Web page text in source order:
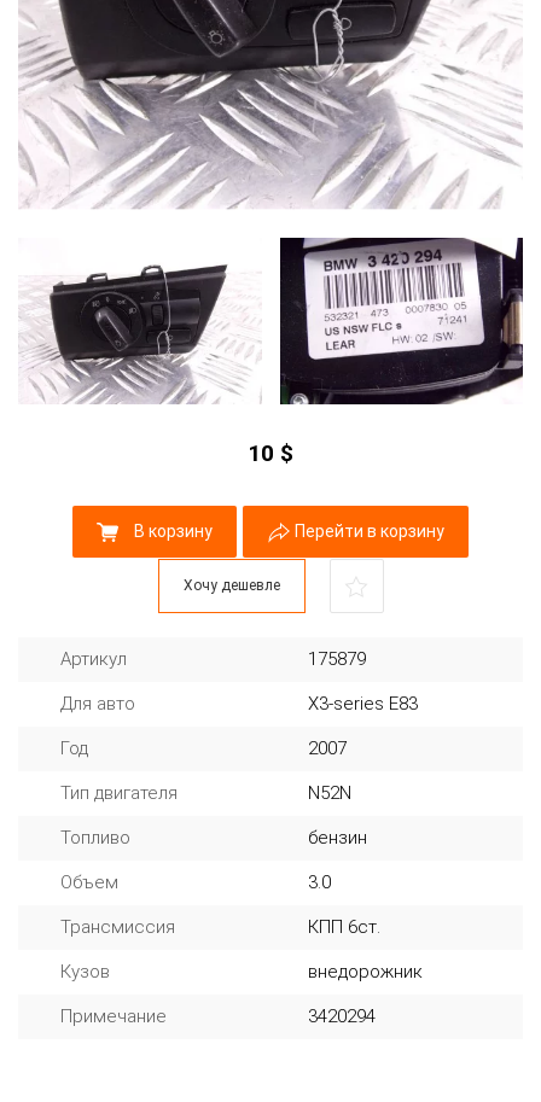
10 $
В корзину Перейти в корзину
Хочу дешевле
Артикул 175879
Для авто X3-series E83
Год 2007
Тип двигателя N52N
Топливо бензин
Объем 3.0
Трансмиссия КПП 6ст.
Кузов внедорожник
Примечание 3420294